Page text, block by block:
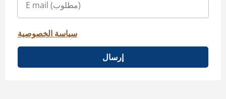
سياسة الخصوصية
إرسال